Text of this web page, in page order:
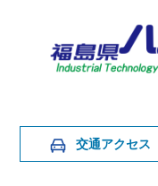
交通アクセス